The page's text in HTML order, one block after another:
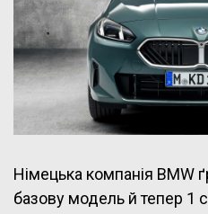
Німецька компанія BMW
базову модель й тепер 1